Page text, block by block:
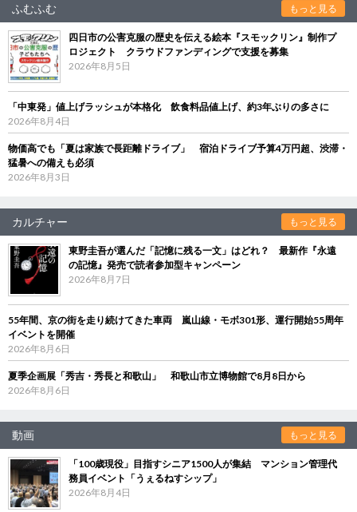
ふむふむ もっと見る
四日市の公害克服の歴史を伝える絵本『スモックリン』制作プ
ロジェクト クラウドファンディングで支援を募集
2026年8月5日
「中東発」値上げラッシュが本格化 飲食料品値上げ、約3年ぶりの多さに
2026年8月4日
物価高でも「夏は家族で長距離ドライブ」 宿泊ドライブ予算4万円超、渋滞・
猛暑への備えも必須
2026年8月3日
カルチャー もっと見る
東野圭吾が選んだ「記憶に残る一文」はどれ？ 最新作『永遠
の記憶』発売で読者参加型キャンペーン
2026年8月7日
55年間、京の街を走り続けてきた車両 嵐山線・モボ301形、運行開始55周年
イベントを開催
2026年8月6日
夏季企画展「秀吉・秀長と和歌山」 和歌山市立博物館で8月8日から
2026年8月6日
動画 もっと見る
「100歳現役」目指すシニア1500人が集結 マンション管理代
務員イベント「うぇるねすシップ」
2026年8月4日